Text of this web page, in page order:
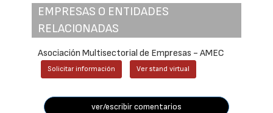
EMPRESAS O ENTIDADES
RELACIONADAS
Asociación Multisectorial de Empresas - AMEC
Solicitar información Ver stand virtual
ver/escribir comentarios